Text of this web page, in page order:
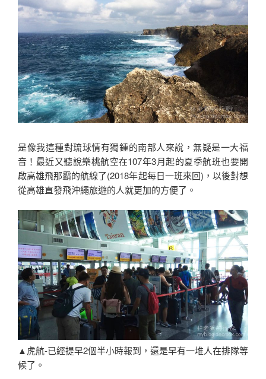
k
是像我這種對琉球情有獨鍾的南部人來說，無疑是一大福
音！最近又聽說樂桃航空在107年3月起的夏季航班也要開
啟高雄飛那霸的航線了(2018年起每日一班來回)，以後對想
從高雄直發飛沖繩旅遊的人就更加的方便了。
▲虎航-已經提早2個半小時報到，還是早有一堆人在排隊等
候了。